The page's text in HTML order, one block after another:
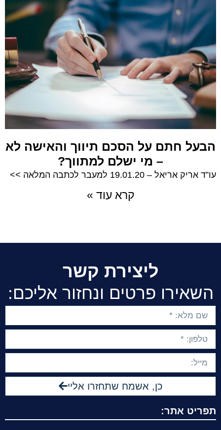
הבעל חתם על הסכם תיווך והאישה לא
– מי ישלם למתווך?
עו”ד אריק אריאל – 19.01.20 למעבר לכתבה המלאה >>
קרא עוד »
ליצירת קשר
השאירו פרטים ונחזור אליכם:
כן, אשמח שתחזרו אליי
תפריט אתר: